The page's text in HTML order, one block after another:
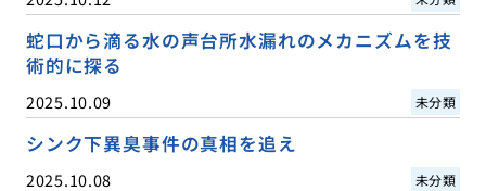
蛇口から滴る水の声台所水漏れのメカニズムを技
術的に探る
2025.10.09 未分類
シンク下異臭事件の真相を追え
2025.10.08 未分類